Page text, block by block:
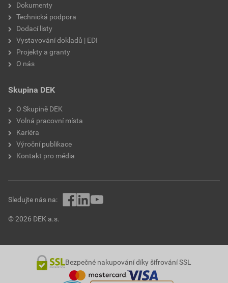
Dokumenty
Technická podpora
Dodací listy
Vystavování dokladů | EDI
Projekty a granty
O nás
Skupina DEK
O Skupině DEK
Volná pracovní místa
Kariéra
Výroční publikace
Kontakt pro média
© 2026 DEK a.s.
Sledujte nás na:
Bezpečné nakupování díky šifrování SSL